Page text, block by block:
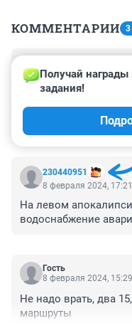
КОММЕНТАРИИ
8 февраля 2024, 18:04
столько последних
никак И в нём наше
так сказать слетел с
230440951
Получай
задания!
8 февраля 2024, 17:21
На левом
водоснабжение
Гость
8 февраля 2024, 15:29
Не надо врать, два
маршруты